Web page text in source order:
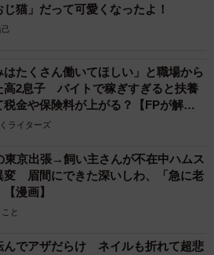
について調べた自由研究（提供）
猫」だって可愛くなったよ！
はたくさん働いてほしい」と職場から
高2息子 バイトで稼ぎすぎると扶養
税金や保険料が上がる？【FPが解
ライターズ
東京出張→飼い主さんが不在中ハムス
変 眉間にできた深いしわ、「急に老
漫画】
と
んでアザだらけ ネイルも折れて超悲